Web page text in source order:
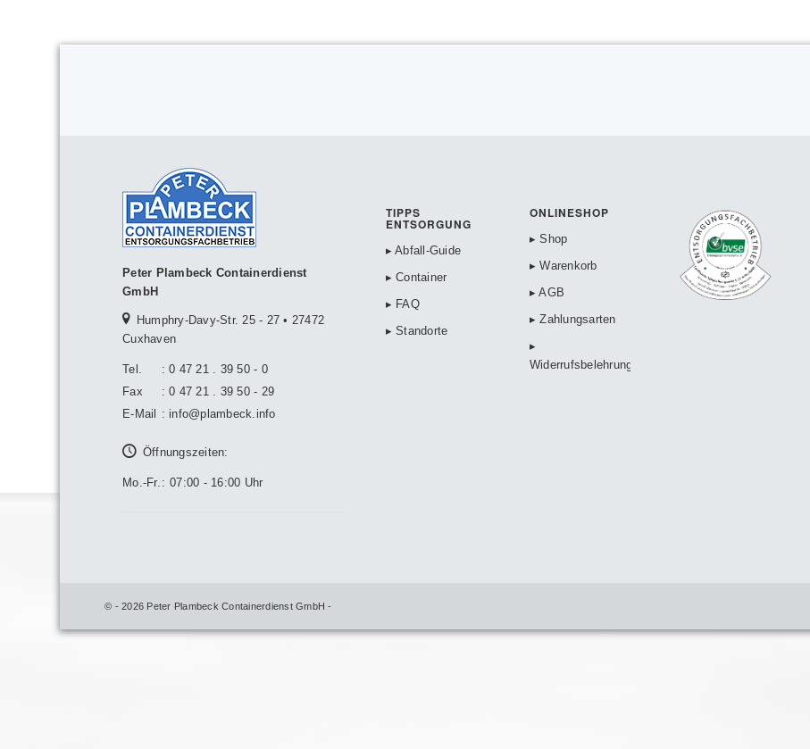
Peter Plambeck Containerdienst
GmbH
Humphry-Davy-Str. 25 - 27 • 27472
Cuxhaven
Tel. : 0 47 21 . 39 50 - 0
Fax
: 0 47 21 . 39 50 - 29
E-Mail
: info@plambeck.info
Öffnungszeiten:
Mo.-Fr. : 07:00 - 16:00 Uhr
TIPPS
ENTSORGUNG
▸ Abfall-Guide
▸ Container
▸ FAQ
▸ Standorte
ONLINESHOP
▸ Shop
▸ Warenkorb
▸ AGB
▸ Zahlungsarten
▸
Widerrufsbelehrung
© - 2026 Peter Plambeck Containerdienst GmbH -